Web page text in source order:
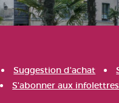
Suggestion d'achat
S'abonner aux infolettres